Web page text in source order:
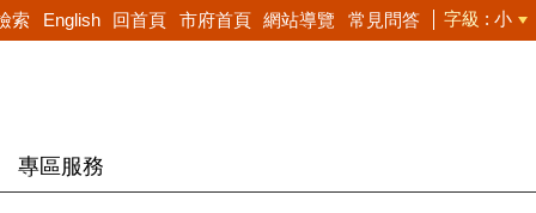
索 English 回首頁 市府首頁 網站導覽 常見問答 字級 小
專區服務